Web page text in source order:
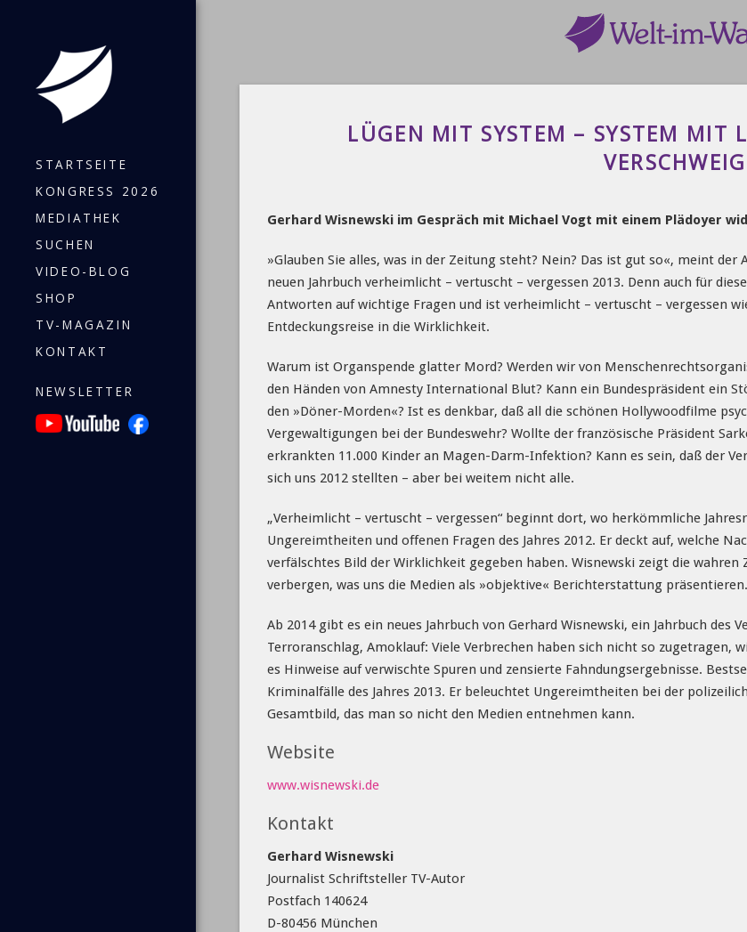
STARTSEITE
KONGRESS 2026
MEDIATHEK
SUCHEN
VIDEO-BLOG
SHOP
TV-MAGAZIN
KONTAKT
NEWSLETTER
LÜGEN MIT SYSTEM – SYSTEM MIT
Gerhard Wisnewski im Gespräch mit Michael Vogt mit einem Plädoyer
»Glauben Sie alles, was in der Zeitung steht? Nein? Das ist gut so«, meint der
neuen Jahrbuch verheimlicht – vertuscht – vergessen 2013. Denn auch für
Antworten auf wichtige Fragen und ist verheimlicht – vertuscht – vergessen
Entdeckungsreise in die Wirklichkeit.
Warum ist Organspende glatter Mord? Werden wir von
den Händen von Amnesty International Blut? Kann ein Bundespräsident ein
den »Döner-Morden«? Ist es denkbar, daß all die schönen Hollywoodfilme
Vergewaltigungen bei der Bundeswehr? Wollte der französische Präsident
erkrankten 11.000 Kinder an Magen-Darm-Infektion? Kann es sein, daß der
sich uns 2012 stellten – aber bei weitem nicht alle.
„Verheimlicht – vertuscht – vergessen“ beginnt dort, wo herkömmliche
Ungereimtheiten und offenen Fragen des Jahres 2012. Er deckt auf, welche
verfälschtes Bild der Wirklichkeit gegeben haben. Wisnewski zeigt die wahren
verbergen, was uns die Medien als »objektive« Berichterstattung präsentieren.
Ab 2014 gibt es ein neues Jahrbuch von Gerhard Wisnewski, ein Jahrbuch
Terroranschlag, Amoklauf: Viele Verbrechen haben sich nicht so
es Hinweise auf verwischte Spuren und zensierte Fahndungsergebnisse.
Kriminalfälle des Jahres 2013. Er beleuchtet Ungereimtheiten bei der
Gesamtbild, das man so nicht den Medien entnehmen kann.
Website
www.wisnewski.de
Kontakt
Gerhard Wisnewski
Journalist Schriftsteller TV-Autor
Postfach 140624
D-80456 München